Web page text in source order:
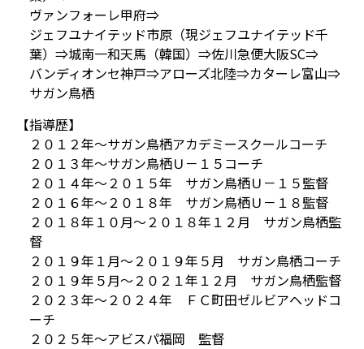
ヴァンフォーレ甲府⇒
ジェフユナイテッド市原（現ジェフユナイテッド千
葉）⇒城南一和天馬（韓国）⇒佐川急便大阪SC⇒
バンディオンセ神戸⇒アローズ北陸⇒カターレ富山⇒
サガン鳥栖
【指導歴】
２０１２年～サガン鳥栖アカデミースクールコーチ
２０１３年～サガン鳥栖Ｕ－１５コーチ
２０１４年～２０１５年 サガン鳥栖Ｕ－１５監督
２０１６年～２０１８年 サガン鳥栖Ｕ－１８監督
２０１８年１０月～２０１８年１２月 サガン鳥栖監
督
２０１９年１月～２０１９年５月 サガン鳥栖コーチ
２０１９年５月～２０２１年１２月 サガン鳥栖監督
２０２３年～２０２４年 ＦＣ町田ゼルビアヘッドコ
ーチ
２０２５年～アビスパ福岡 監督